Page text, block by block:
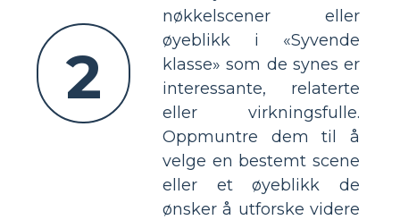
2
nøkkelscener eller
øyeblikk i «Syvende
klasse» som de synes er
interessante, relaterte
eller virkningsfulle.
Oppmuntre dem til å
velge en bestemt scene
eller et øyeblikk de
ønsker å utforske videre